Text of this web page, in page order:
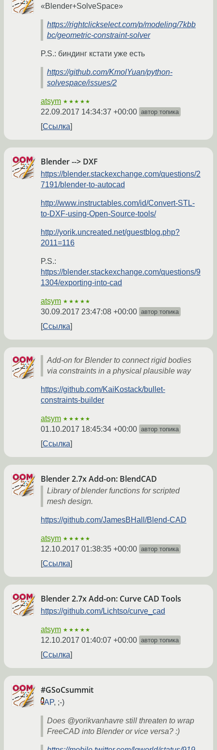
«Blender+SolveSpace»
https://rightclickselect.com/p/modeling/7kbb
bc/geometric-constraint-solver
P.S.: биндинг кстати уже есть
https://github.com/KmolYuan/python-
solvespace/issues/2
atsym ★★★★★
22.09.2017 14:34:37 +00:00 автор топика
Ссылка
Blender --> DXF
https://blender.stackexchange.com/questions/2
7191/blender-to-autocad
http://www.instructables.com/id/Convert-STL-
to-DXF-using-Open-Source-tools/
http://yorik.uncreated.net/guestblog.php?
2011=116
P.S.:
https://blender.stackexchange.com/questions/9
1304/exporting-into-cad
atsym ★★★★★
30.09.2017 23:47:08 +00:00 автор топика
Ссылка
Add-on for Blender to connect rigid bodies
via constraints in a physical plausible way
https://github.com/KaiKostack/bullet-
constraints-builder
atsym ★★★★★
01.10.2017 18:45:34 +00:00 автор топика
Ссылка
Blender 2.7x Add-on: BlendCAD
Library of blender functions for scripted
mesh design.
https://github.com/JamesBHall/Blend-CAD
atsym ★★★★★
12.10.2017 01:38:35 +00:00 автор топика
Ссылка
Blender 2.7x Add-on: Curve CAD Tools
https://github.com/Lichtso/curve_cad
atsym ★★★★★
12.10.2017 01:40:07 +00:00 автор топика
Ссылка
#GSoCsummit
AP, ;-)
Does @yorikvanhavre still threaten to wrap
FreeCAD into Blender or vice versa? :)